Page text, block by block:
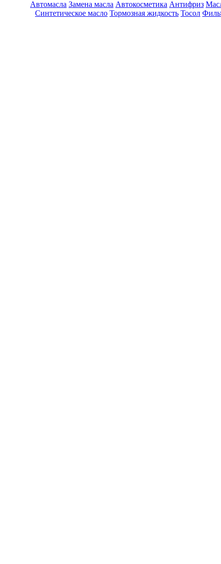
Автомасла Замена масла Автокосметика Антифриз
Синтетическое масло Тормозная жидкость Тосол